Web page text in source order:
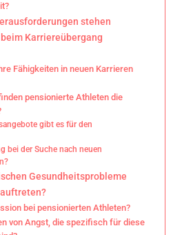
stehen
Karriereübergang
Fähigkeiten in neuen Karrieren
pensionierte Athleten die
gibt es für den
bei der Suche nach neuen
Gesundheitsprobleme
bei pensionierten Athleten?
von Angst, die spezifisch für diese